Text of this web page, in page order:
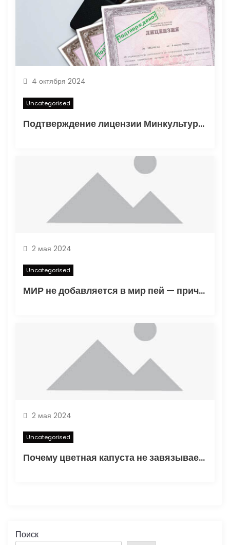
4 октября 2024
Uncategorised
Подтверждение лицензии Минкультуры: Важные аспекты и процесс получения
2 мая 2024
Uncategorised
МИР не добавляется в мир пей — причины и решения
2 мая 2024
Uncategorised
Почему цветная капуста не завязывает в открытом грунте — основные факторы и способы решения проблемы
Поиск